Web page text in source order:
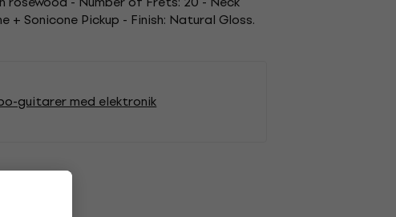
Sonicone Pickup - Finish: Natural Gloss.
guitarer med elektronik